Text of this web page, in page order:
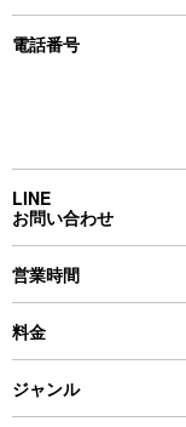
電話番号
LINE
お問い合わせ
営業時間
料金
ジャンル